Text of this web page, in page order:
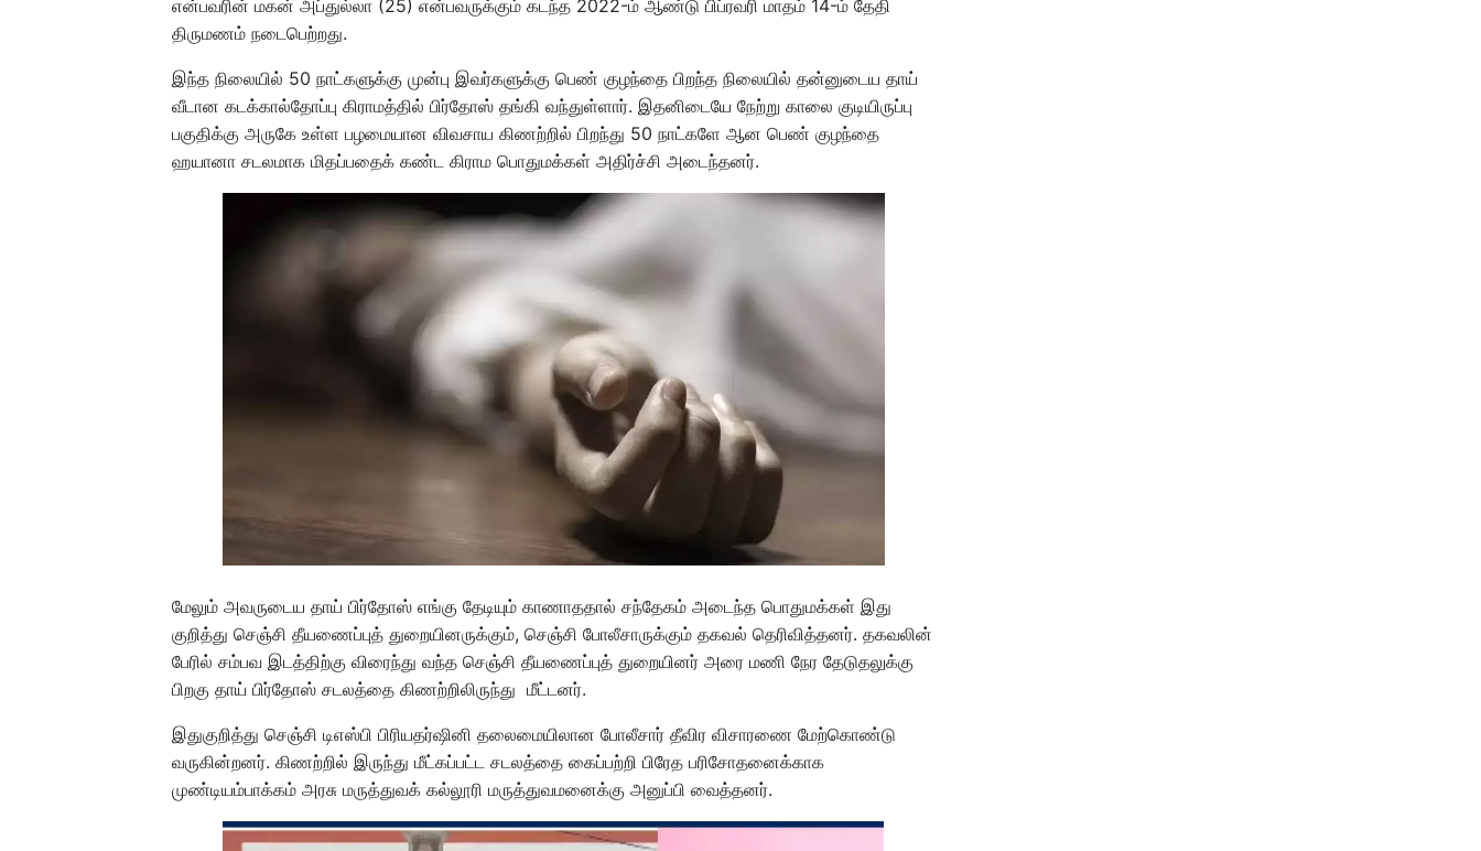
என்பவரின் மகன் அப்துல்லா (25) என்பவருக்கும் கடந்த 2022-ம் ஆண்டு பிப்ரவரி மாதம் 14-ம் தேதி
திருமணம் நடைபெற்றது.
இந்த நிலையில் 50 நாட்களுக்கு முன்பு இவர்களுக்கு பெண் குழந்தை பிறந்த நிலையில் தன்னுடைய தாய்
வீடான கடக்கால்தோப்பு கிராமத்தில் பிர்தோஸ் தங்கி வந்துள்ளார். இதனிடையே நேற்று காலை குடியிருப்பு
பகுதிக்கு அருகே உள்ள பழமையான விவசாய கிணற்றில் பிறந்து 50 நாட்களே ஆன பெண் குழந்தை
ஹயானா சடலமாக மிதப்பதைக் கண்ட கிராம பொதுமக்கள் அதிர்ச்சி அடைந்தனர்.
மேலும் அவருடைய தாய் பிர்தோஸ் எங்கு தேடியும் காணாததால் சந்தேகம் அடைந்த பொதுமக்கள் இது
குறித்து செஞ்சி தீயணைப்புத் துறையினருக்கும், செஞ்சி போலீசாருக்கும் தகவல் தெரிவித்தனர். தகவலின்
பேரில் சம்பவ இடத்திற்கு விரைந்து வந்த செஞ்சி தீயணைப்புத் துறையினர் அரை மணி நேர தேடுதலுக்கு
பிறகு தாய் பிர்தோஸ் சடலத்தை கிணற்றிலிருந்து மீட்டனர்.
இதுகுறித்து செஞ்சி டிஎஸ்பி பிரியதர்ஷினி தலைமையிலான போலீசார் தீவிர விசாரணை மேற்கொண்டு
வருகின்றனர். கிணற்றில் இருந்து மீட்கப்பட்ட சடலத்தை கைப்பற்றி பிரேத பரிசோதனைக்காக
முண்டியம்பாக்கம் அரசு மருத்துவக் கல்லூரி மருத்துவமனைக்கு அனுப்பி வைத்தனர்.